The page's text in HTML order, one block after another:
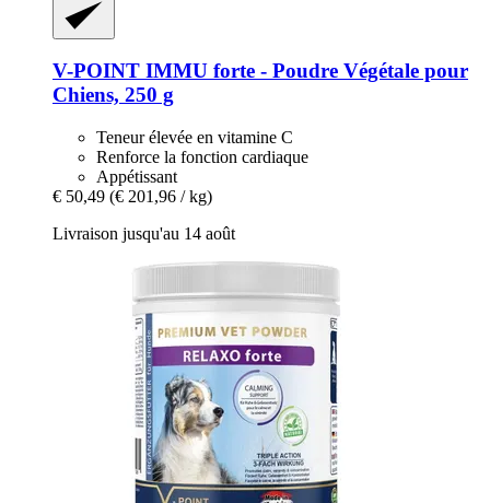
V-POINT IMMU forte -​ Poudre Végétale pour
Chiens, 250 g
Teneur élevée en vitamine C
Renforce la fonction cardiaque
Appétissant
€ 50,49 (€ 201,96 / kg)
Livraison jusqu'au 14 août